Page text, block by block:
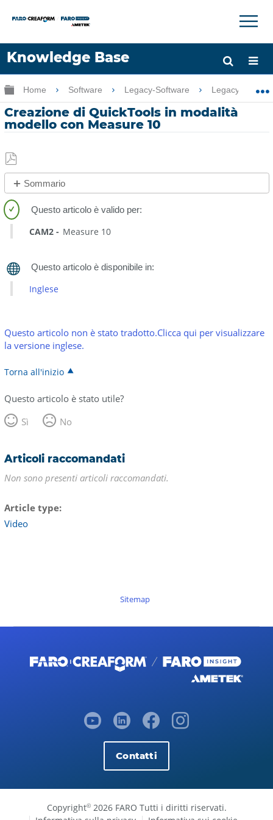
Knowledge Base
Lingua
Chiedere aiuto Accesso
×
Ingrandisci/riduci gerarchia globale
Home Software Legacy-Software Legacy-
Creazione di QuickTools in modalità
modello con Measure 10
Salva
come
PDF
Sommario
No
intestazioni
CAM2 Measure 10
Inglese
Questo articolo non è stato tradotto.Clicca qui per visualizzare
la versione inglese.
Torna all'inizio
Questo articolo è stato utile?
Sì
No
Articoli raccomandati
Non sono presenti articoli raccomandati.
Article type
Video
Sitemap
Contatti
Copyright©2026 FARO Tutti i diritti riservati.